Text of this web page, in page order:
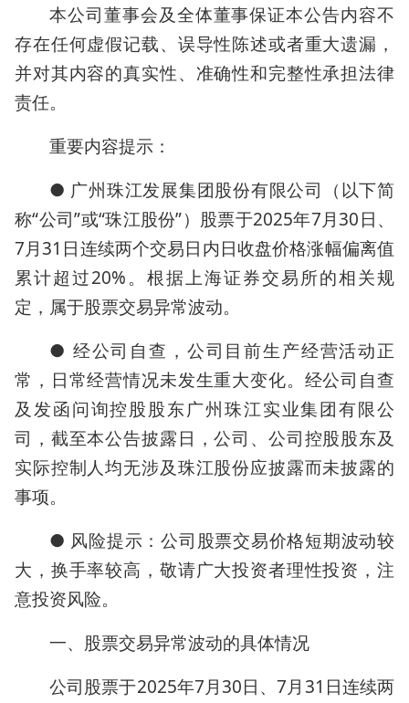
本公司董事会及全体董事保证本公告内容不
存在任何虚假记载、误导性陈述或者重大遗漏，
并对其内容的真实性、准确性和完整性承担法律
责任。
重要内容提示：
● 广州珠江发展集团股份有限公司（以下简
称“公司”或“珠江股份”）股票于2025年7月30日、
7月31日连续两个交易日内日收盘价格涨幅偏离值
累计超过20%。根据上海证券交易所的相关规
定，属于股票交易异常波动。
● 经公司自查，公司目前生产经营活动正
常，日常经营情况未发生重大变化。经公司自查
及发函问询控股股东广州珠江实业集团有限公
司，截至本公告披露日，公司、公司控股股东及
实际控制人均无涉及珠江股份应披露而未披露的
事项。
● 风险提示：公司股票交易价格短期波动较
大，换手率较高，敬请广大投资者理性投资，注
意投资风险。
一、股票交易异常波动的具体情况
公司股票于2025年7月30日、7月31日连续两